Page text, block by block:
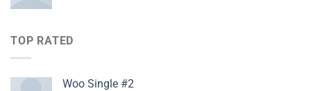
TOP RATED
Woo Single #2